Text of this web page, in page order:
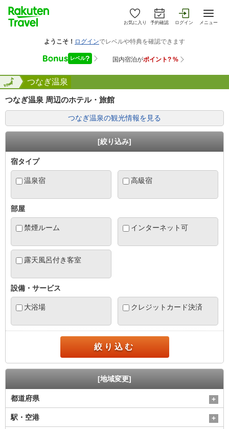
お気に入り 予約確認 ログイン メニュー
県 つなぎ温泉
全国
つなぎ温泉 周辺のホテル・旅館
つなぎ温泉の観光情報を見る
[絞り込み]
宿タイプ
温泉宿 高級宿
部屋
禁煙ルーム インターネット可
露天風呂付き客室
設備・サービス
大浴場 クレジットカード決済
絞り込む
[地域変更]
都道府県
駅・空港